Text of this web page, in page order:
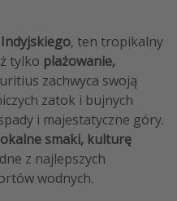
pokoju/na tarasie
, ten tropikalny
tylko plażowanie,
zachwyca swoją
zatok i bujnych
i majestatyczne góry.
smaki, kulturę
z najlepszych
wodnych.